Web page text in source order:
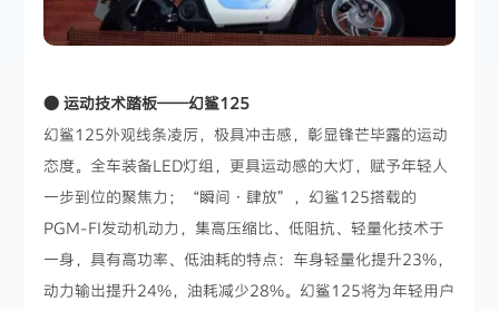
● 运动技术踏板——幻鲨125
幻鲨125外观线条凌厉，极具冲击感，彰显锋芒毕露的运动
态度。全车装备LED灯组，更具运动感的大灯，赋予年轻人
一步到位的聚焦力；“瞬间·肆放”，幻鲨125搭载的
PGM-FI发动机动力，集高压缩比、低阻抗、轻量化技术于
一身，具有高功率、低油耗的特点：车身轻量化提升23%，
动力输出提升24%，油耗减少28%。幻鲨125将为年轻用户